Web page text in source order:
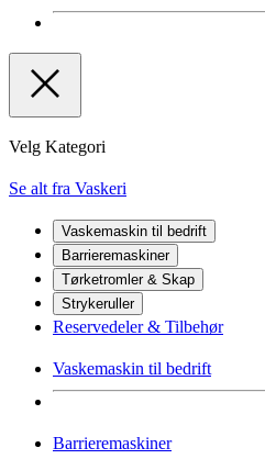
Velg Kategori
Se alt fra Vaskeri
Vaskemaskin til bedrift
Barrieremaskiner
Tørketromler & Skap
Strykeruller
Reservedeler & Tilbehør
Vaskemaskin til bedrift
Barrieremaskiner